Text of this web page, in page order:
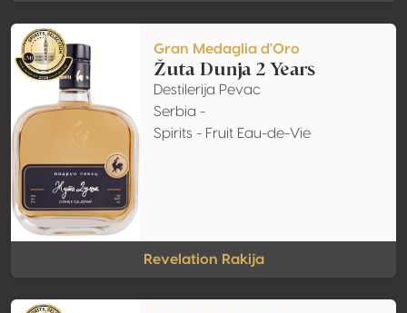
Gran Medaglia d'Oro
Žuta Dunja 2 Years
Destilerija Pevac
Serbia -
Spirits - Fruit Eau-de-Vie
Revelation Rakija